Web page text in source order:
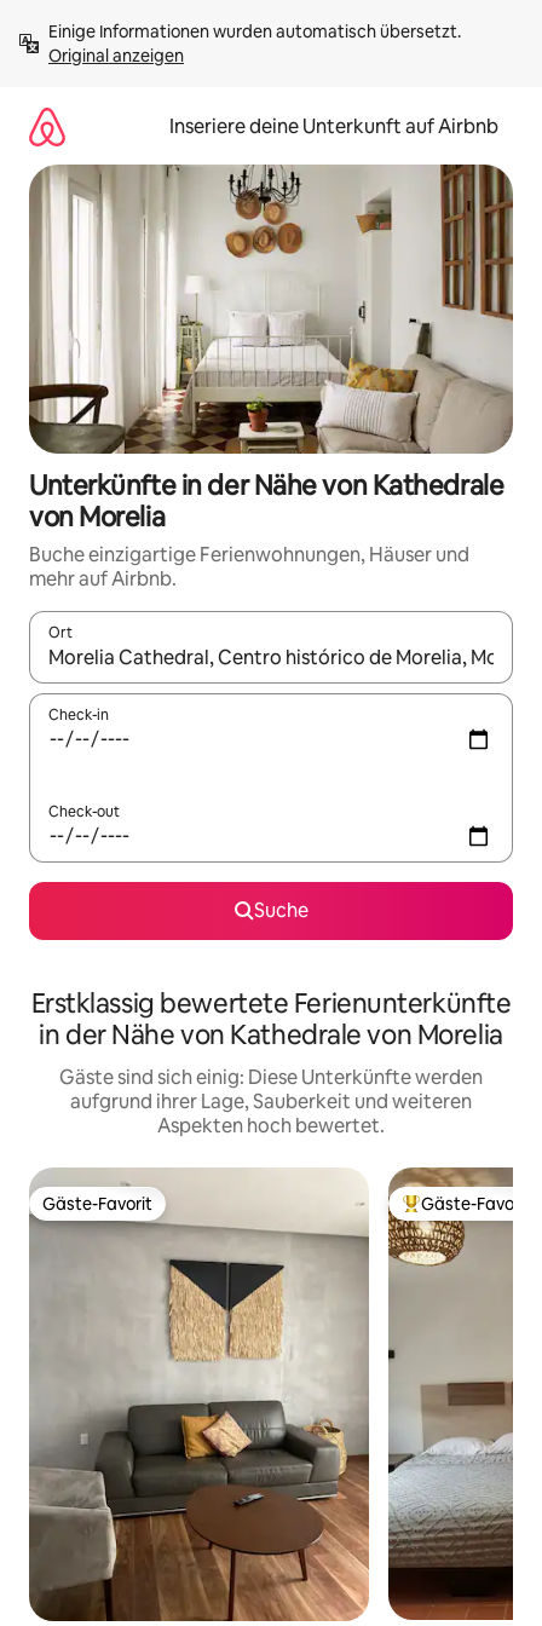
Inhalten
springenOriginal anzeigen
Inseriere deine Unterkunft auf Airbnb
Unterkünfte in der Nähe von Kathedrale
von Morelia
Buche einzigartige Ferienwohnungen, Häuser und
mehr auf Airbnb.
Ort
Wenn Ergebnisse verfügbar sind, navigiere mit den
Check-in
Check-out
Suche
Erstklassig bewertete Ferienunterkünfte
in der Nähe von Kathedrale von Morelia
Gäste sind sich einig: Diese Unterkünfte werden
aufgrund ihrer Lage, Sauberkeit und weiteren
Aspekten hoch bewertet.
Gäste-Favorit
Gäste-Favorit Beliebter Gäste-
Gäste-Favorit